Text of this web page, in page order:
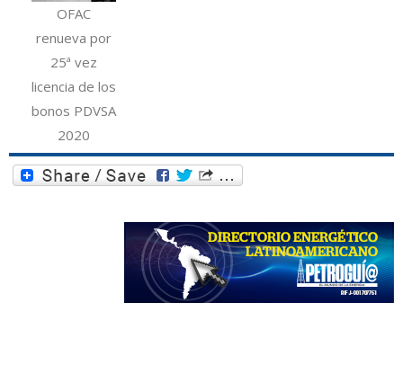
OFAC
renueva por
25ª vez
licencia de los
bonos PDVSA
2020